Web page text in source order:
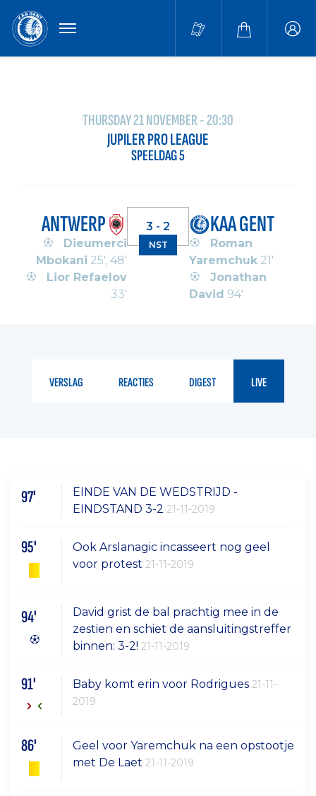
MENU
THURSDAY 21 NOVEMBER - 20:30
JUPILER PRO LEAGUE
SPEELDAG 5
ANTWERP
Dieumerci
Mbokani 25', 48'
Lior Refaelov
33'
3 - 2
NST
KAA GENT
Roman
Yaremchuk 21'
Jonathan
David 94'
VERSLAG REACTIES DIGEST LIVE
97'
EINDE VAN DE WEDSTRIJD -
EINDSTAND 3-221-11-2019
95'
Ook Arslanagic incasseert nog geel
voor protest21-11-2019
94'
David grist de bal prachtig mee in de
zestien en schiet de aansluitingstreffer
binnen: 3-2!21-11-2019
91' Baby komt erin voor Rodrigues21-11-
2019
86'
Geel voor Yaremchuk na een opstootje
met De Laet21-11-2019